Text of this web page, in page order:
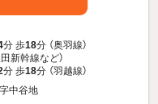
分 歩18分 （奥羽線）
田新幹線など）
分 歩18分 （羽越線）
中谷地